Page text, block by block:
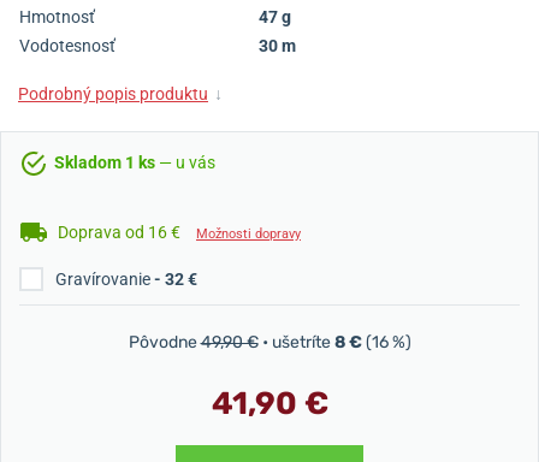
Hmotnosť
47 g
Vodotesnosť
30 m
Podrobný popis produktu ↓
Skladom 1 ks — u vás
Doprava od 16 € Možnosti dopravy
Gravírovanie- 32 €
Pôvodne49,90 € • ušetríte8 €(16 %)
41,90 €